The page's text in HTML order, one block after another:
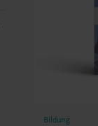
Bildung